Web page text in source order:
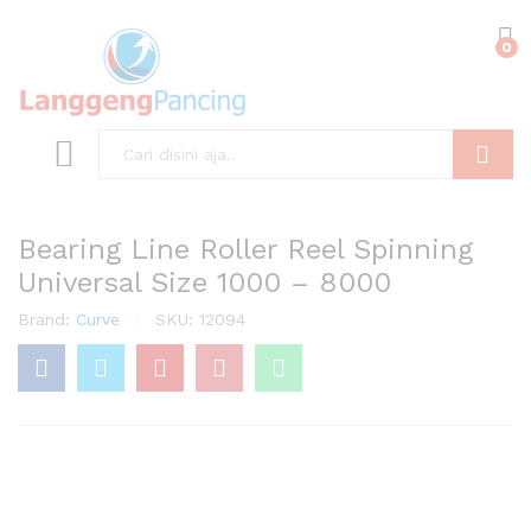
0
Bearing Line Roller Reel Spinning
Universal Size 1000 – 8000
Brand: Curve SKU: 12094